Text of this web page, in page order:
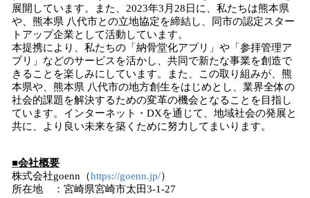
展開しています。また、2023年3月28日に、私たちは熊本県
や、熊本県 八代市との立地協定を締結し、同市の認定スター
トアップ企業として活動しています。
本提携により、私たちの「納骨堂化アプリ」や「参拝管理ア
プリ」などのサービスを活かし、共同で新たな事業を創造で
きることを楽しみにしています。また、この取り組みが、熊
本県や、熊本県 八代市の地方創生をはじめとし、業界全体の
社会的課題を解決するための変革の機会となることを目指し
ています。インターネット・DXを通じて、地域社会の発展と
共に、より良い未来を築くために努力してまいります。
■会社概要
株式会社goenn（https://goenn.jp/）
所在地 ：宮崎県宮崎市太田3-1-27